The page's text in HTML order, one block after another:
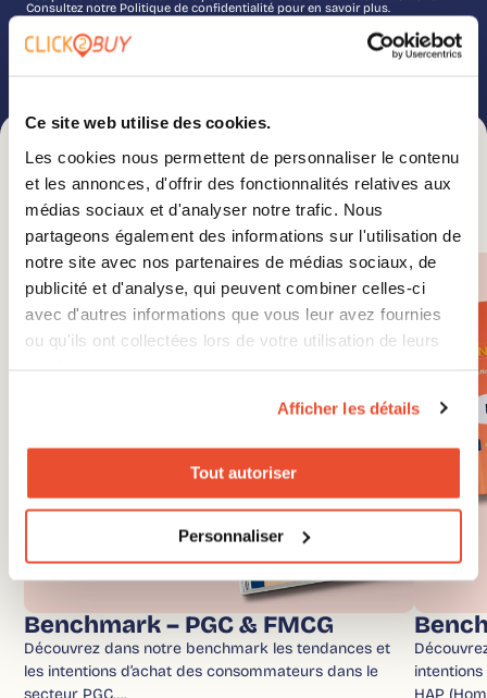
Ce site web utilise des cookies.
Les cookies nous permettent de personnaliser le contenu
et les annonces, d'offrir des fonctionnalités relatives aux
médias sociaux et d'analyser notre trafic. Nous
partageons également des informations sur l'utilisation de
notre site avec nos partenaires de médias sociaux, de
publicité et d'analyse, qui peuvent combiner celles-ci
avec d'autres informations que vous leur avez fournies
ou qu'ils ont collectées lors de votre utilisation de leurs
Afficher les détails
Tout autoriser
Personnaliser
Consultez notre Politique de confidentialité pour en savoir plus.
Vous pourriez être intéressé par
Benchmark – PGC & FMCG
Découvrez dans notre benchmark les tendances et
les intentions d’achat des consommateurs dans le